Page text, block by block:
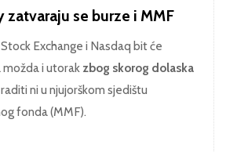
zatvaraju se burze i MMF
Exchange i Nasdaq bit će
i utorak zbog skorog dolaska
ni u njujorškom sjedištu
fonda (MMF).